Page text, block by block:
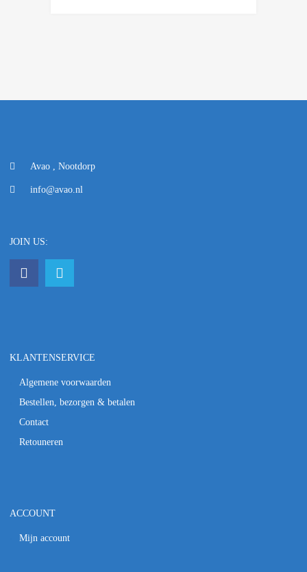
Avao , Nootdorp
info@avao.nl
JOIN US:
KLANTENSERVICE
Algemene voorwaarden
Bestellen, bezorgen & betalen
Contact
Retouneren
ACCOUNT
Mijn account